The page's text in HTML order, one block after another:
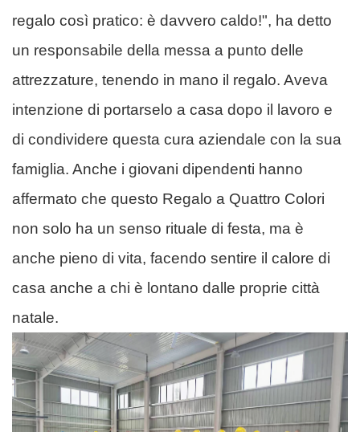
regalo così pratico: è davvero caldo!", ha detto
un responsabile della messa a punto delle
attrezzature, tenendo in mano il regalo. Aveva
intenzione di portarselo a casa dopo il lavoro e
di condividere questa cura aziendale con la sua
famiglia. Anche i giovani dipendenti hanno
affermato che questo Regalo a Quattro Colori
non solo ha un senso rituale di festa, ma è
anche pieno di vita, facendo sentire il calore di
casa anche a chi è lontano dalle proprie città
natale.